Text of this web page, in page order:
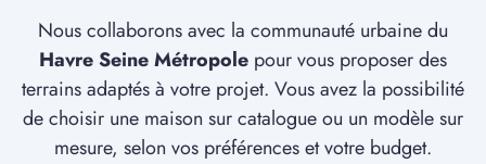
Nous collaborons avec la communauté urbaine du
Havre Seine Métropole pour vous proposer des
terrains adaptés à votre projet. Vous avez la possibilité
de choisir une maison sur catalogue ou un modèle sur
mesure, selon vos préférences et votre budget.